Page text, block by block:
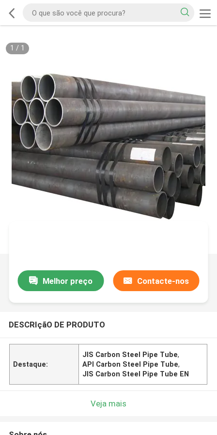
1 / 1
Melhor preço Contacte-nos
DESCRIçãO DE PRODUTO
Destaque:
JIS Carbon Steel Pipe Tube,
API Carbon Steel Pipe Tube,
JIS Carbon Steel Pipe Tube EN
Veja mais